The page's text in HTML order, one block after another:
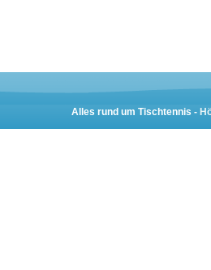
Alles rund um Tischtennis -